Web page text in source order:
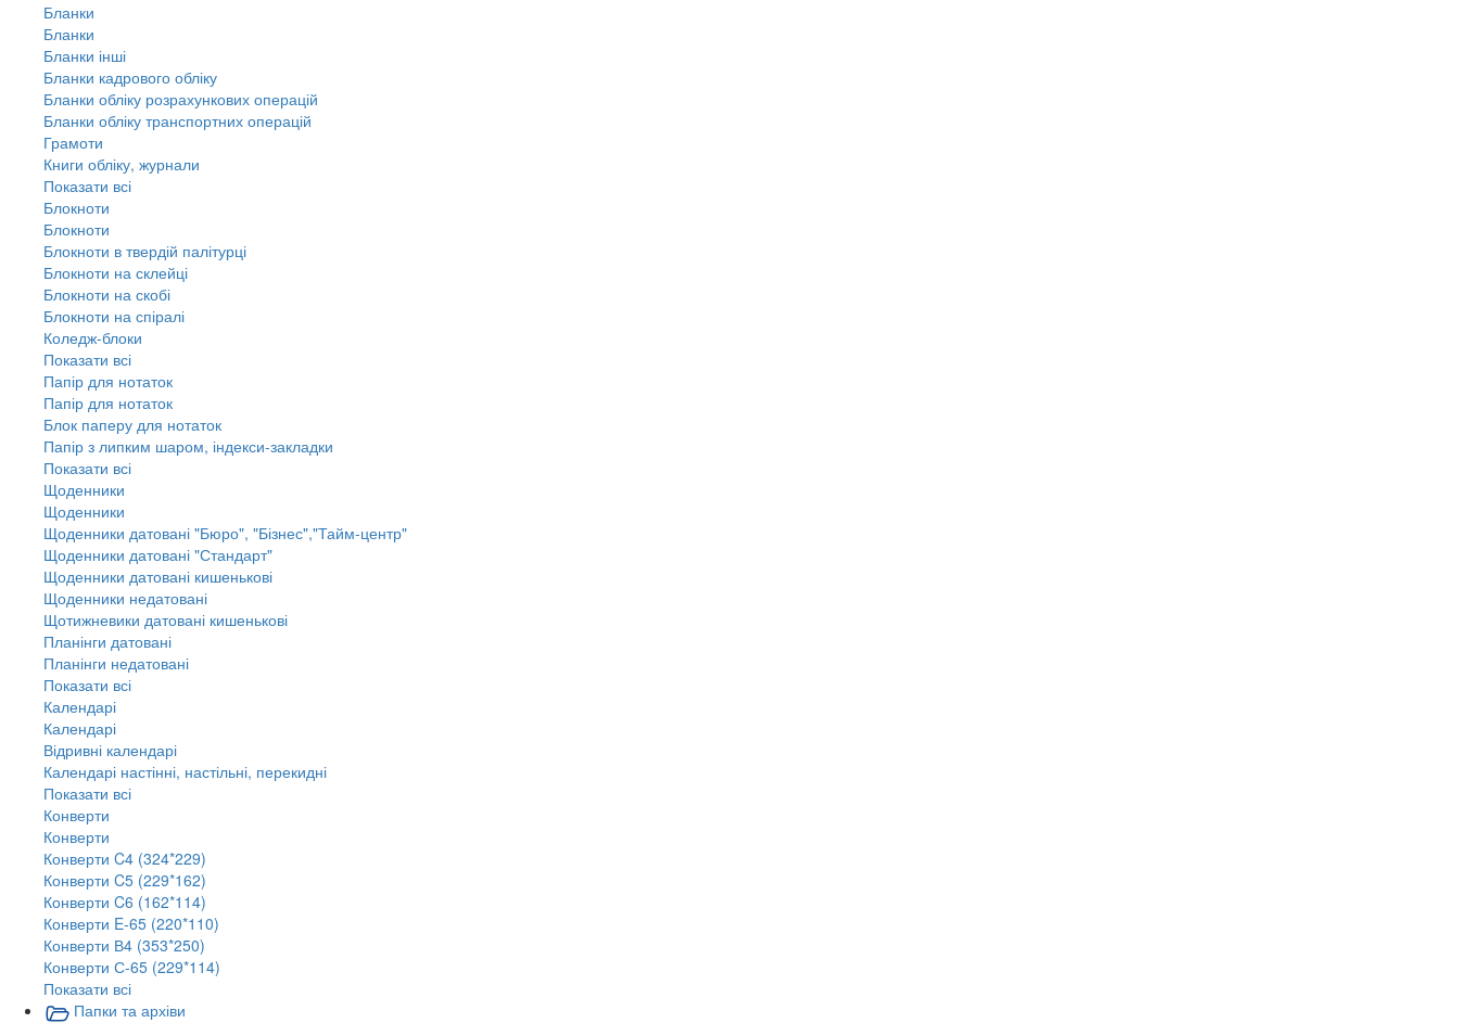
Бланки
Бланки
Бланки інші
Бланки кадрового обліку
Бланки обліку розрахункових операцій
Бланки обліку транспортних операцій
Грамоти
Книги обліку, журнали
Показати всі
Блокноти
Блокноти
Блокноти в твердій палітурці
Блокноти на склейці
Блокноти на скобі
Блокноти на спіралі
Коледж-блоки
Показати всі
Папір для нотаток
Папір для нотаток
Блок паперу для нотаток
Папір з липким шаром, індекси-закладки
Показати всі
Щоденники
Щоденники
Щоденники датовані "Бюро", "Бізнес","Тайм-центр"
Щоденники датовані "Стандарт"
Щоденники датовані кишенькові
Щоденники недатовані
Щотижневики датовані кишенькові
Планінги датовані
Планінги недатовані
Показати всі
Календарі
Календарі
Відривні календарі
Календарі настінні, настільні, перекидні
Показати всі
Конверти
Конверти
Конверти C4 (324*229)
Конверти C5 (229*162)
Конверти C6 (162*114)
Конверти E-65 (220*110)
Конверти В4 (353*250)
Конверти С-65 (229*114)
Показати всі
Папки та архіви